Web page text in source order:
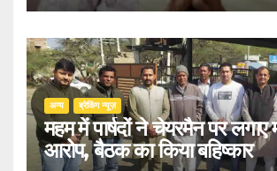
अन्य ब्रेकिंग न्यूज़
महम में पार्षदों ने चेयरमैन पर लगाए
आरोप, बैठक का किया बहिष्कार